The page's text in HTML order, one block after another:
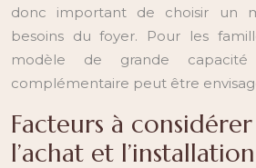
donc important de choisir un
besoins du foyer. Pour les
modèle de grande
complémentaire peut être
Facteurs à
l’achat et l’installation